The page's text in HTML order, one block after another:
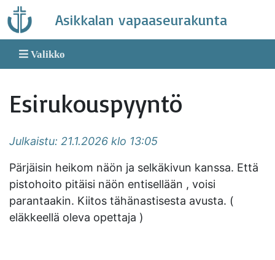
Skip
to
content
Asikkalan vapaaseurakunta
Valikko
Esirukouspyyntö
Julkaistu: 21.1.2026 klo 13:05
Pärjäisin heikom näön ja selkäkivun kanssa. Että
pistohoito pitäisi näön entisellään , voisi
parantaakin. Kiitos tähänastisesta avusta. (
eläkkeellä oleva opettaja )